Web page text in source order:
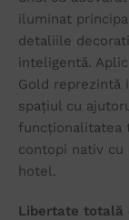
iluminat
detaliile
inteligentă.
Gold reprezintă
spațiul cu
funcționalitatea
contopi nativ
hotel.
Libertate totală